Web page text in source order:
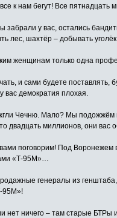
к нам бегут! Все пятнадцать
забрали у вас, остались
лес, шахтёр – добывать
женщинам только одна
и сами будете поставлять,
вас демократия плохая.
Чечню. Мало? Мы подожжём
двадцать миллионов, они
поговорим! Под Воронежем
«Т-95М»…
генералы из
95М»!
нет ничего – там старые БТРы